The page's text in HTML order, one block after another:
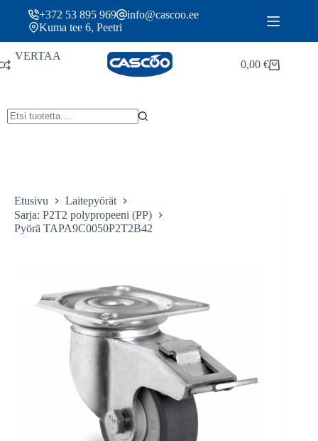
sisältöön+372 53 895 969
info@cascoo.ee
Kuma tee 6, Peetri
VERTAA
Ostoskori
0,00€
Etusivu
Laitepyörät
Sarja: P2T2 polypropeeni (PP)
Pyörä TAPA9C0050P2T2B42